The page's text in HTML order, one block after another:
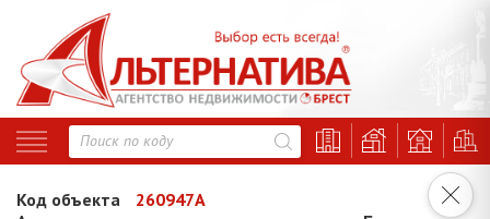
Код объекта
260947A